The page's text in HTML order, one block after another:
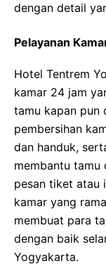
dengan detail
Pelayanan
Hotel Tentrem
kamar 24 jam
tamu kapan pun
pembersihan
dan handuk,
membantu tamu
pesan tiket atau
kamar yang
membuat para
dengan baik
Yogyakarta.